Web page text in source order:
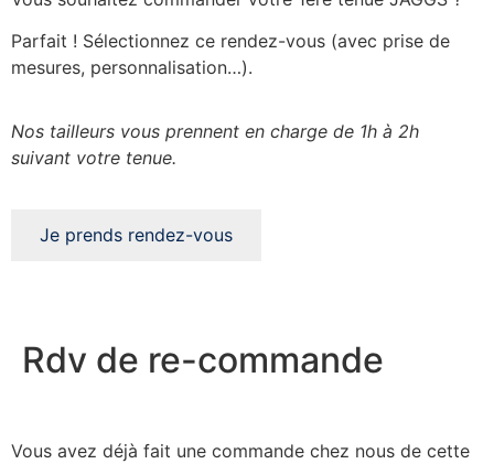
Parfait ! Sélectionnez ce rendez-vous (avec prise de
mesures, personnalisation…).
Nos tailleurs vous prennent en charge de 1h à 2h
suivant votre tenue.
Je prends rendez-vous
Rdv de re-commande
Vous avez déjà fait une commande chez nous de cette